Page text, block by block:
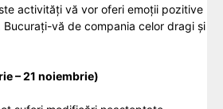
activități vă vor oferi emoții pozitive
vă de compania celor dragi și
– 21 noiembrie)